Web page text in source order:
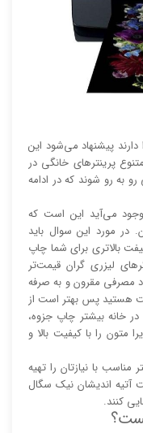
پیشنهاد می‌شود این
پرینتر‌های خانگی در
به رو شوند که در ادامه
می‌آید این است که
در مورد این سوال باید
بالا‌‌‌تری برای شما چاپ
لیزری گران قیمت‌تر
مصرفی مقرون و به صرفه
هستید پس بهتر است از
خانه بیشتر چاپ جزوه،
متون را با کیفیت بالا و
مناسب با نیازتان را تهیه
آتیه اندیشان نیک سگال
کنند.